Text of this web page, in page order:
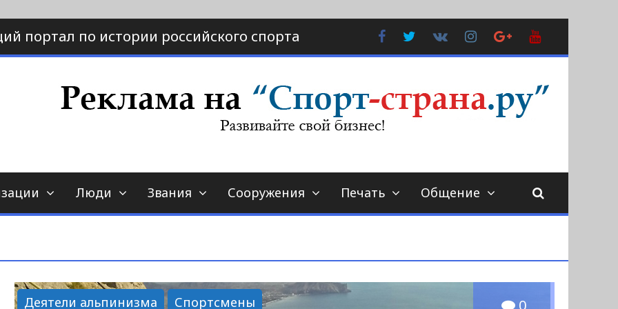
портал по истории российского спорта FacebookTwitter
Контакте
Instagram
Google
Plus
страна.ру
по истории спорта
Люди Звания Сооружения Печать Общение
Деятели альпинизма Спортсмены 0